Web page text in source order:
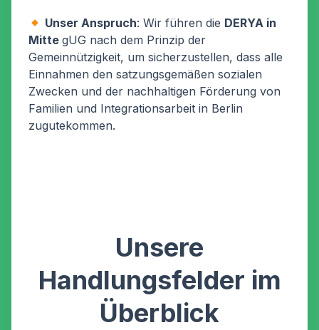
Unser Anspruch: Wir führen die DERYA in
Mitte gUG nach dem Prinzip der
Gemeinnützigkeit, um sicherzustellen, dass alle
Einnahmen den satzungsgemäßen sozialen
Zwecken und der nachhaltigen Förderung von
Familien und Integrationsarbeit in Berlin
zugutekommen.
Unsere
Handlungsfelder im
Überblick